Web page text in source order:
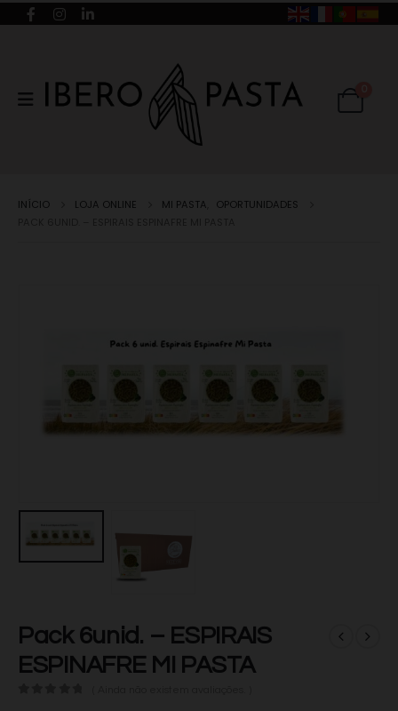
INÍCIO LOJA ONLINE MI PASTA
OPORTUNIDADES
Pack 6unid. – ESPIRAIS
ESPINAFRE MI PASTA